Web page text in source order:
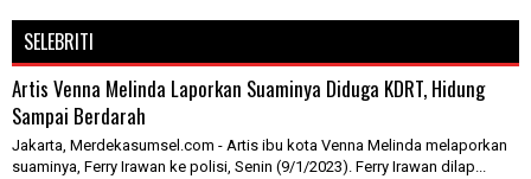
SELEBRITI
Artis Venna Melinda Laporkan Suaminya Diduga KDRT, Hidung
Sampai Berdarah
Jakarta, Merdekasumsel.com - Artis ibu kota Venna Melinda melaporkan
suaminya, Ferry Irawan ke polisi, Senin (9/1/2023). Ferry Irawan dilap...